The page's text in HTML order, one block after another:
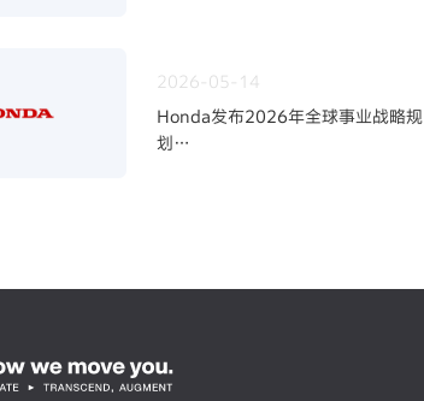
2026-05-14
Honda发布2026年全球事业战略规
划